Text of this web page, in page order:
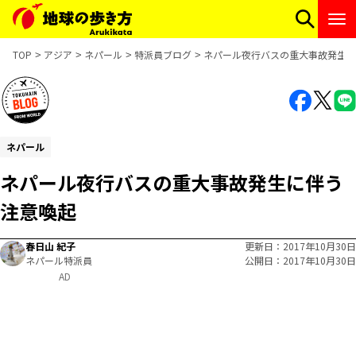
TOP アジア ネパール 特派員ブログ ネパール夜行バスの重大事故発生
ネパール
ネパール夜行バスの重大事故発生に伴う
注意喚起
春日山 紀子
ネパール特派員
更新日
2017年10月30日
公開日
2017年10月30日
AD